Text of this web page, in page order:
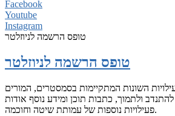
Facebook
Youtube
Instagram
טופס הרשמה לניוזלטר
טופס הרשמה לניוזלטר
השונות המתקיימות בסמסטרים, המורים
ולתמוך, כתבות תוכן ומידע נוסף אודות
פעילויות נוספות של עמותת שיטה וחוכמה.